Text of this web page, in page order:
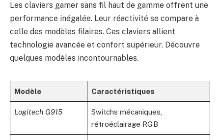
Les claviers gamer sans fil haut de gamme offrent une
performance inégalée. Leur réactivité se compare à
celle des modèles filaires. Ces claviers allient
technologie avancée et confort supérieur. Découvre
quelques modèles incontournables.
Modèle Caractéristiques
Logitech G915
Switchs mécaniques,
rétroéclairage RGB